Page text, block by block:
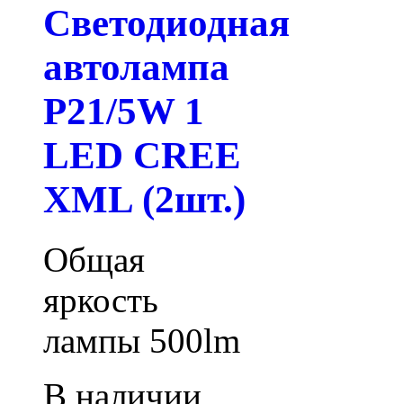
Светодиодная
автолампа
P21/5W 1
LED CREE
XML (2шт.)
Общая
яркость
лампы 500lm
В наличии